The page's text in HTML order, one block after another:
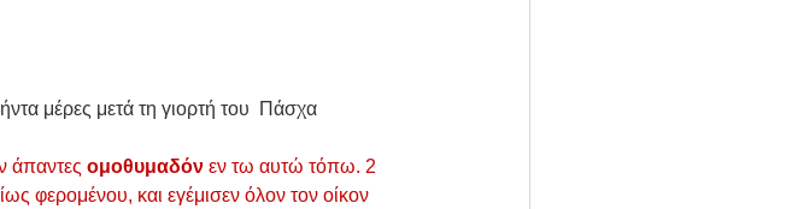
μέρες μετά τη γιορτή του  Πάσχα
άπαντες ομοθυμαδόν εν τω αυτώ τόπω. 2
φερομένου, και εγέμισεν όλον τον οίκον